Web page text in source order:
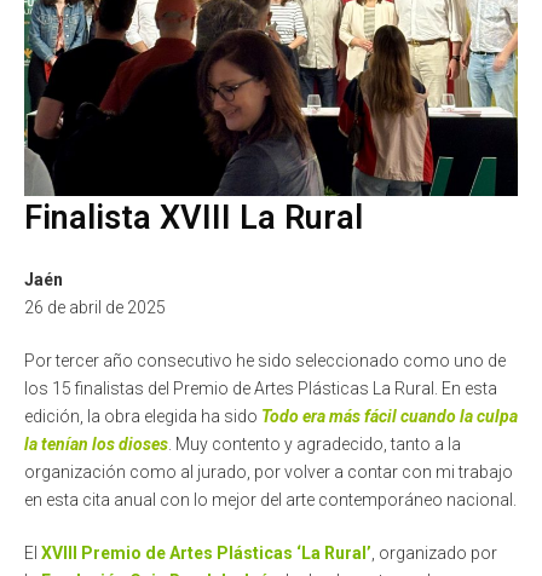
Finalista XVIII La Rural
Jaén
26 de abril de 2025
Por tercer año consecutivo he sido seleccionado como uno de
los 15 finalistas del Premio de Artes Plásticas La Rural. En esta
edición, la obra elegida ha sido Todo era más fácil cuando la culpa
la tenían los dioses . Muy contento y agradecido, tanto a la
organización como al jurado, por volver a contar con mi trabajo
en esta cita anual con lo mejor del arte contemporáneo nacional.
El XVIII Premio de Artes Plásticas ‘La Rural’ , organizado por